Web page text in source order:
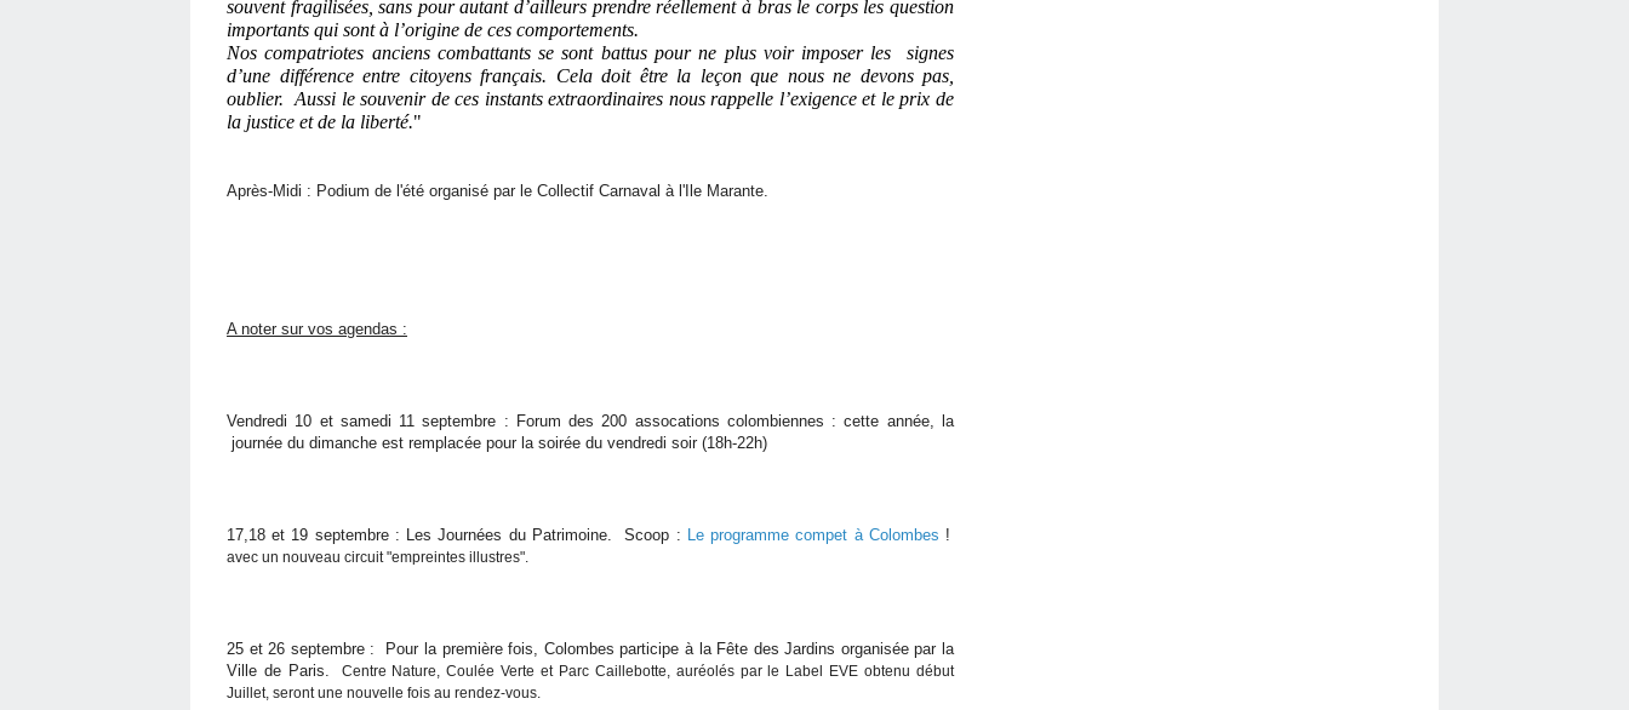
souvent fragilisées, sans pour autant d’ailleurs prendre réellement à bras le corps les question
importants qui sont à l’origine de ces comportements.
Nos compatriotes anciens combattants se sont battus pour ne plus voir imposer les
signes
d’une différence entre citoyens français. Cela doit être la leçon que nous ne devons pas,
oublier. Aussi le souvenir de ces instants extraordinaires nous rappelle l’exigence et le prix de
la justice et de la liberté."
Après-Midi : Podium de l'été organisé par le Collectif Carnaval à l'Ile Marante.
A noter sur vos agendas :
Vendredi 10 et samedi 11 septembre : Forum des 200 assocations colombiennes : cette année, la
journée du dimanche est remplacée pour la soirée du vendredi soir (18h-22h)
17,18 et 19 septembre : Les Journées du Patrimoine. Scoop : Le programme compet à Colombes !
avec un nouveau circuit "empreintes illustres".
25 et 26 septembre : Pour la première fois, Colombes participe à la Fête des Jardins organisée par la
Ville de Paris.
Centre Nature, Coulée Verte et Parc Caillebotte, auréolés par le Label EVE obtenu début
Juillet, seront une nouvelle fois au rendez-vous.